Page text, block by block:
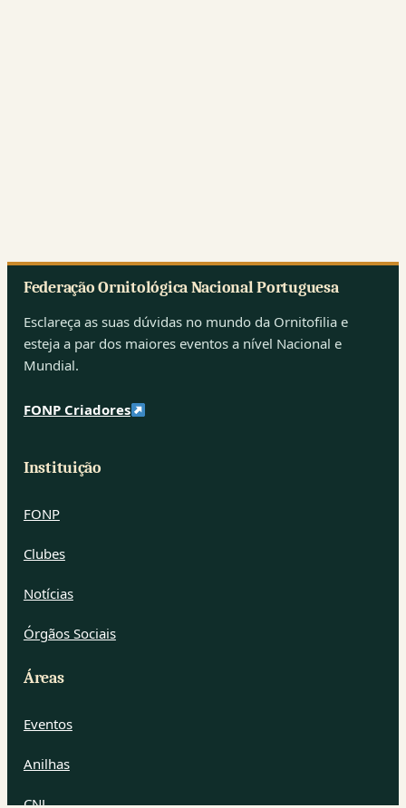
Federação Ornitológica Nacional Portuguesa
Esclareça as suas dúvidas no mundo da Ornitofilia e
esteja a par dos maiores eventos a nível Nacional e
Mundial.
FONP Criadores
Instituição
FONP
Clubes
Notícias
Órgãos Sociais
Áreas
Eventos
Anilhas
CNJ